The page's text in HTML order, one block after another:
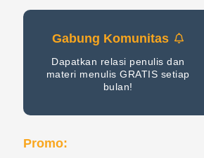
Gabung Komunitas
Dapatkan relasi penulis dan
materi menulis GRATIS setiap
bulan!
Promo: